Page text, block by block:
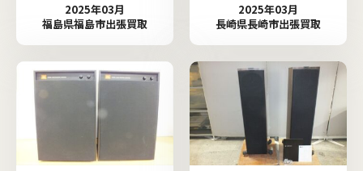
2025年03月
福島県福島市出張買取
2025年03月
長崎県長崎市出張買取